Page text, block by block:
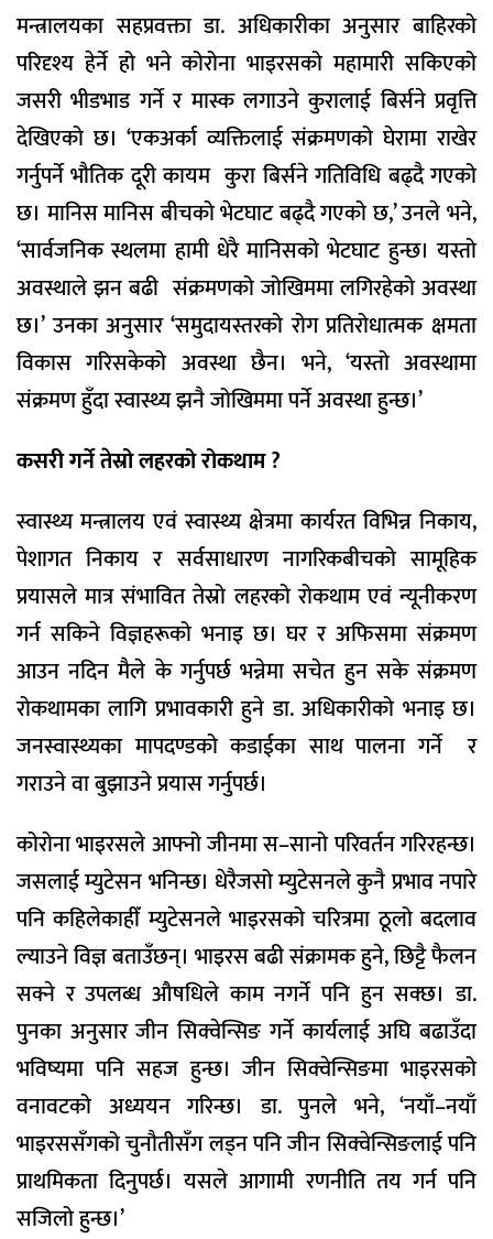
मन्त्रालयका सहप्रवक्ता डा. अधिकारीका अनुसार बाहिरको
परिदृश्य हेर्ने हो भने कोरोना भाइरसको महामारी सकिएको
जसरी भीडभाड गर्ने र मास्क लगाउने कुरालाई बिर्सने प्रवृत्ति
देखिएको छ। ‘एकअर्का व्यक्तिलाई संक्रमणको घेरामा राखेर
गर्नुपर्ने भौतिक दूरी कायम कुरा बिर्सने गतिविधि बढ्दै गएको
छ। मानिस मानिस बीचको भेटघाट बढ्दै गएको छ,’ उनले भने,
‘सार्वजनिक स्थलमा हामी धेरै मानिसको भेटघाट हुन्छ। यस्तो
अवस्थाले झन बढी संक्रमणको जोखिममा लगिरहेको अवस्था
छ।’ उनका अनुसार ‘समुदायस्तरको रोग प्रतिरोधात्मक क्षमता
विकास गरिसकेको अवस्था छैन। भने, ‘यस्तो अवस्थामा
संक्रमण हुँदा स्वास्थ्य झनै जोखिममा पर्ने अवस्था हुन्छ।’
कसरी गर्ने तेस्रो लहरको रोकथाम ?
स्वास्थ्य मन्त्रालय एवं स्वास्थ्य क्षेत्रमा कार्यरत विभिन्न निकाय,
पेशागत निकाय र सर्वसाधारण नागरिकबीचको सामूहिक
प्रयासले मात्र संभावित तेस्रो लहरको रोकथाम एवं न्यूनीकरण
गर्न सकिने विज्ञहरूको भनाइ छ। घर र अफिसमा संक्रमण
आउन नदिन मैले के गर्नुपर्छ भन्नेमा सचेत हुन सके संक्रमण
रोकथामका लागि प्रभावकारी हुने डा. अधिकारीको भनाइ छ।
जनस्वास्थ्यका मापदण्डको कडाईका साथ पालना गर्ने र
गराउने वा बुझाउने प्रयास गर्नुपर्छ।
कोरोना भाइरसले आफ्नो जीनमा स–सानो परिवर्तन गरिरहन्छ।
जसलाई म्युटेसन भनिन्छ। धेरैजसो म्युटेसनले कुनै प्रभाव नपारे
पनि कहिलेकाहीँ म्युटेसनले भाइरसको चरित्रमा ठूलो बदलाव
ल्याउने विज्ञ बताउँछन्। भाइरस बढी संक्रामक हुने, छिट्टै फैलन
सक्ने र उपलब्ध औषधिले काम नगर्ने पनि हुन सक्छ। डा.
पुनका अनुसार जीन सिक्वेन्सिङ गर्ने कार्यलाई अघि बढाउँदा
भविष्यमा पनि सहज हुन्छ। जीन सिक्वेन्सिङमा भाइरसको
वनावटको अध्ययन गरिन्छ। डा. पुनले भने, ‘नयाँ–नयाँ
भाइरससँगको चुनौतीसँग लड्न पनि जीन सिक्वेन्सिङलाई पनि
प्राथमिकता दिनुपर्छ। यसले आगामी रणनीति तय गर्न पनि
सजिलो हुन्छ।’